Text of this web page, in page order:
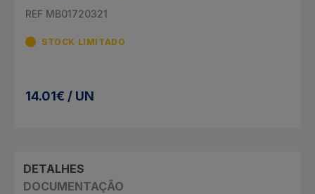
REF MB01720321
STOCK LIMITADO
14.01€ / UN
DETALHES
DOCUMENTAÇÃO